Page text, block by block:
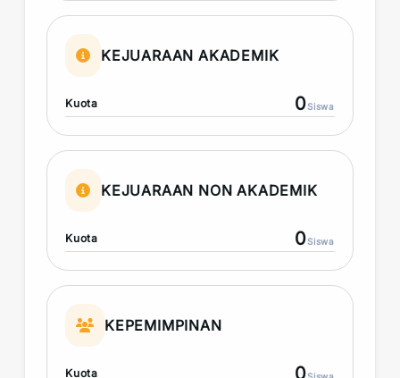
KEJUARAAN AKADEMIK
Kuota 0Siswa
KEJUARAAN NON AKADEMIK
Kuota 0Siswa
KEPEMIMPINAN
Kuota 0